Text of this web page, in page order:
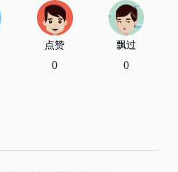
点赞
0
飘过
0